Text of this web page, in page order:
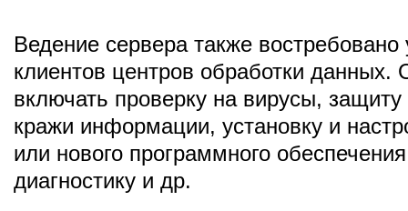
Ведение сервера также востребовано
клиентов центров обработки данных.
включать проверку на вирусы, защиту
кражи информации, установку и
или нового программного
диагностику и др.